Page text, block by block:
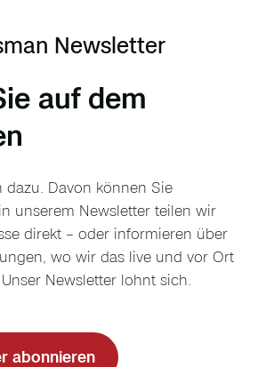
Newsletter
auf dem
Davon können Sie
unserem Newsletter teilen wir
direkt – oder informieren über
wo wir das live und vor Ort
Newsletter lohnt sich.
abonnieren